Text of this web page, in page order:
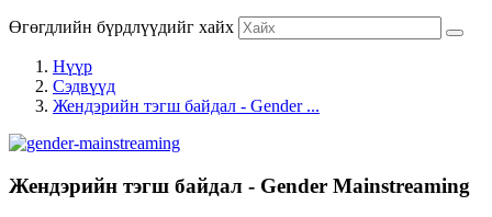
Өгөгдлийн бүрдлүүдийг хайх
Нүүр
Сэдвүүд
Жендэрийн тэгш байдал - Gender ...
Жендэрийн тэгш байдал - Gender Mainstreaming